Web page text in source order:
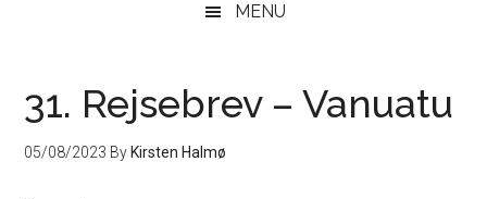
MENU
31. Rejsebrev – Vanuatu
05/08/2023 By Kirsten Halmø